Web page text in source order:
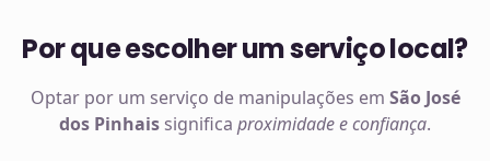
Por que escolher um serviço local?
Optar por um serviço de manipulações em São José
dos Pinhais significa proximidade e confiança.